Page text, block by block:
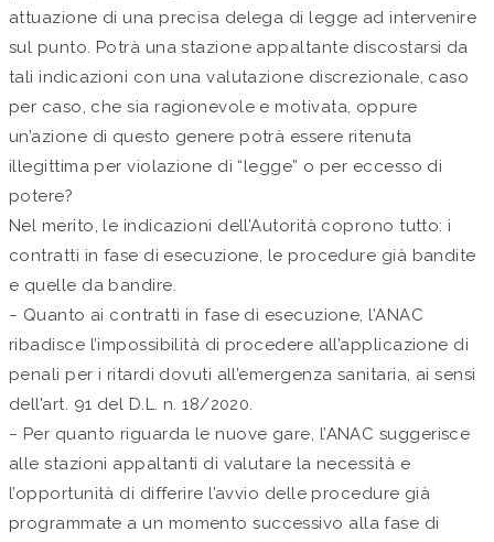
attuazione di una precisa delega di legge ad intervenire
sul punto. Potrà una stazione appaltante discostarsi da
tali indicazioni con una valutazione discrezionale, caso
per caso, che sia ragionevole e motivata, oppure
un’azione di questo genere potrà essere ritenuta
illegittima per violazione di “legge” o per eccesso di
potere?
Nel merito, le indicazioni dell’Autorità coprono tutto: i
contratti in fase di esecuzione, le procedure già bandite
e quelle da bandire.
− Quanto ai contratti in fase di esecuzione, l’ANAC
ribadisce l’impossibilità di procedere all’applicazione di
penali per i ritardi dovuti all’emergenza sanitaria, ai sensi
dell’art. 91 del D.L. n. 18/2020.
− Per quanto riguarda le nuove gare, l’ANAC suggerisce
alle stazioni appaltanti di valutare la necessità e
l’opportunità di differire l’avvio delle procedure già
programmate a un momento successivo alla fase di